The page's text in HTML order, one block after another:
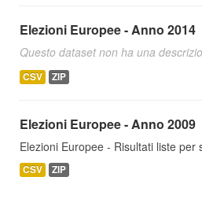
Elezioni Europee - Anno 2014
Questo dataset non ha una
CSV ZIP
Elezioni Europee - Anno 2009
Elezioni Europee - Risultati liste per
CSV ZIP